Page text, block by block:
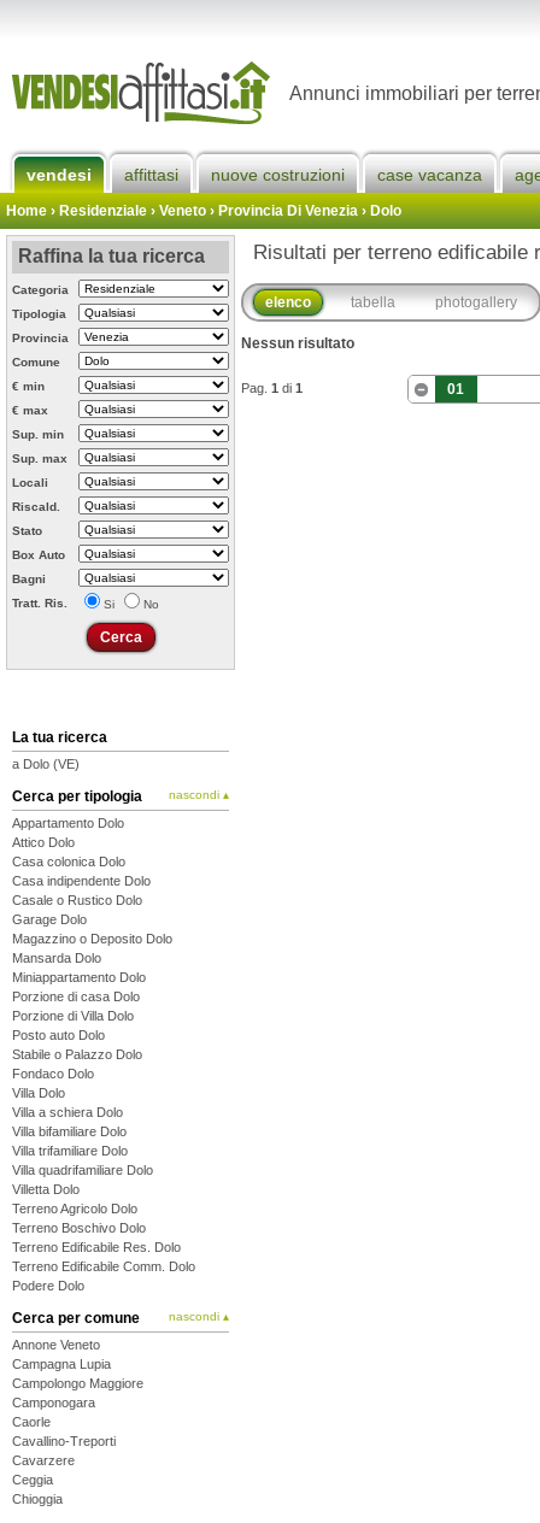
Annunci immobiliari per
vendesi affittasi nuove costruzioni case vacanza
Home› Residenziale › Veneto ›Provincia Di Venezia›Dolo
Raffina la tua ricerca
Categoria
Tipologia
Provincia
Comune
€ min
€ max
Sup. min
Sup. max
Locali
Riscald.
Stato
Box Auto
Bagni
Tratt. Ris.
Si No
La tua ricerca
a Dolo (VE)
Cerca per tipologia nascondi ▴
Appartamento Dolo
Attico Dolo
Casa colonica Dolo
Casa indipendente Dolo
Casale o Rustico Dolo
Garage Dolo
Magazzino o Deposito Dolo
Mansarda Dolo
Miniappartamento Dolo
Porzione di casa Dolo
Porzione di Villa Dolo
Posto auto Dolo
Stabile o Palazzo Dolo
Fondaco Dolo
Villa Dolo
Villa a schiera Dolo
Villa bifamiliare Dolo
Villa trifamiliare Dolo
Villa quadrifamiliare Dolo
Villetta Dolo
Terreno Agricolo Dolo
Terreno Boschivo Dolo
Terreno Edificabile Res. Dolo
Terreno Edificabile Comm. Dolo
Podere Dolo
Cerca per comune nascondi ▴
Annone Veneto
Campagna Lupia
Campolongo Maggiore
Camponogara
Caorle
Cavallino-Treporti
Cavarzere
Ceggia
Chioggia
Risultati per terreno edificabile
elenco tabella photogallery
Nessun risultato
Pag. 1 di 1 01